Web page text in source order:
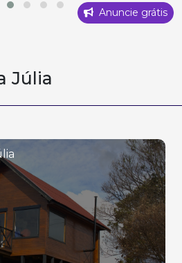
Anuncie grátis
Júlia